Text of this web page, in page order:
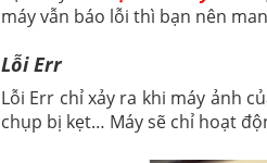
máy vẫn báo lỗi thì bạn nên
Lỗi Err
Lỗi Err chỉ xảy ra khi máy ảnh
chụp bị kẹt… Máy sẽ chỉ hoạt